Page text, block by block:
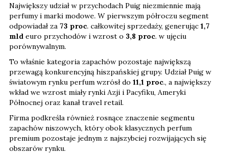
Największy udział w przychodach Puig niezmiennie mają
perfumy i marki modowe. W pierwszym półroczu segment
odpowiadał za 73 proc. całkowitej sprzedaży, generując 1,7
mld euro przychodów i wzrost o 3,8 proc. w ujęciu
porównywalnym.
To właśnie kategoria zapachów pozostaje największą
przewagą konkurencyjną hiszpańskiej grupy. Udział Puig w
światowym rynku perfum wzrósł do 11,1 proc., a największy
wkład we wzrost miały rynki Azji i Pacyfiku, Ameryki
Północnej oraz kanał travel retail.
Firma podkreśla również rosnące znaczenie segmentu
zapachów niszowych, który obok klasycznych perfum
premium pozostaje jednym z najszybciej rozwijających się
obszarów rynku.